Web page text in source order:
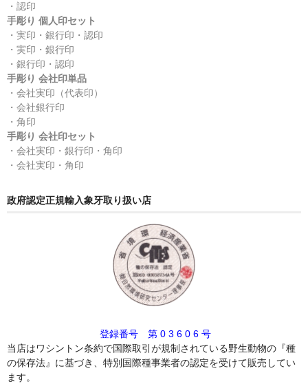
・認印
手彫り 個人印セット
・実印・銀行印・認印
・実印・銀行印
・銀行印・認印
手彫り 会社印単品
・会社実印（代表印）
・会社銀行印
・角印
手彫り 会社印セット
・会社実印・銀行印・角印
・会社実印・角印
政府認定正規輸入象牙取り扱い店
登録番号 第 0 3 6 0 6 号
当店はワシントン条約で国際取引が規制されている野生動物の『種
の保存法』に基づき、特別国際種事業者の認定を受けて販売してい
ます。